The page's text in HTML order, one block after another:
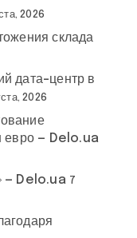
2026
склада
дата-центр в
2026
евро — Delo.ua
— Delo.ua 7